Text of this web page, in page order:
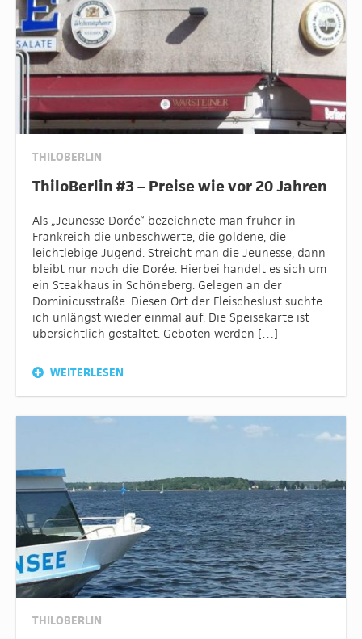
THILOBERLIN
ThiloBerlin #3 – Preise wie vor 20 Jahren
Als „Jeunesse Dorée“ bezeichnete man früher in
Frankreich die unbeschwerte, die goldene, die
leichtlebige Jugend. Streicht man die Jeunesse, dann
bleibt nur noch die Dorée. Hierbei handelt es sich um
ein Steakhaus in Schöneberg. Gelegen an der
Dominicusstraße. Diesen Ort der Fleischeslust suchte
ich unlängst wieder einmal auf. Die Speisekarte ist
übersichtlich gestaltet. Geboten werden […]
WEITERLESEN
THILOBERLIN